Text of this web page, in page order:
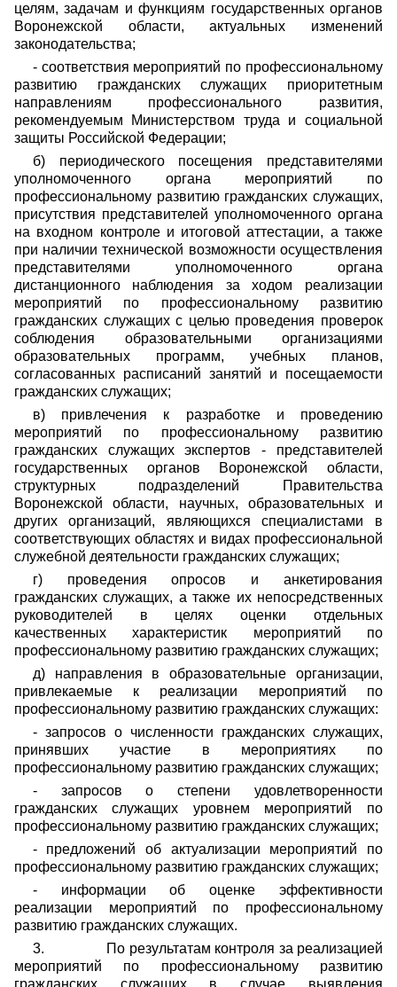
целям, задачам и функциям государственных органов
Воронежской области, актуальных изменений
законодательства;
- соответствия мероприятий по профессиональному
развитию гражданских служащих приоритетным
направлениям профессионального развития,
рекомендуемым Министерством труда и социальной
защиты Российской Федерации;
б) периодического посещения представителями
уполномоченного органа мероприятий по
профессиональному развитию гражданских служащих,
присутствия представителей уполномоченного органа
на входном контроле и итоговой аттестации, а также
при наличии технической возможности осуществления
представителями уполномоченного органа
дистанционного наблюдения за ходом реализации
мероприятий по профессиональному развитию
гражданских служащих с целью проведения проверок
соблюдения образовательными организациями
образовательных программ, учебных планов,
согласованных расписаний занятий и посещаемости
гражданских служащих;
в) привлечения к разработке и проведению
мероприятий по профессиональному развитию
гражданских служащих экспертов - представителей
государственных органов Воронежской области,
структурных подразделений Правительства
Воронежской области, научных, образовательных и
других организаций, являющихся специалистами в
соответствующих областях и видах профессиональной
служебной деятельности гражданских служащих;
г) проведения опросов и анкетирования
гражданских служащих, а также их непосредственных
руководителей в целях оценки отдельных
качественных характеристик мероприятий по
профессиональному развитию гражданских служащих;
д) направления в образовательные организации,
привлекаемые к реализации мероприятий по
профессиональному развитию гражданских служащих:
- запросов о численности гражданских служащих,
принявших участие в мероприятиях по
профессиональному развитию гражданских служащих;
- запросов о степени удовлетворенности
гражданских служащих уровнем мероприятий по
профессиональному развитию гражданских служащих;
- предложений об актуализации мероприятий по
профессиональному развитию гражданских служащих;
- информации об оценке эффективности
реализации мероприятий по профессиональному
развитию гражданских служащих.
3.
По результатам контроля за реализацией
мероприятий по профессиональному развитию
гражданских служащих в случае выявления